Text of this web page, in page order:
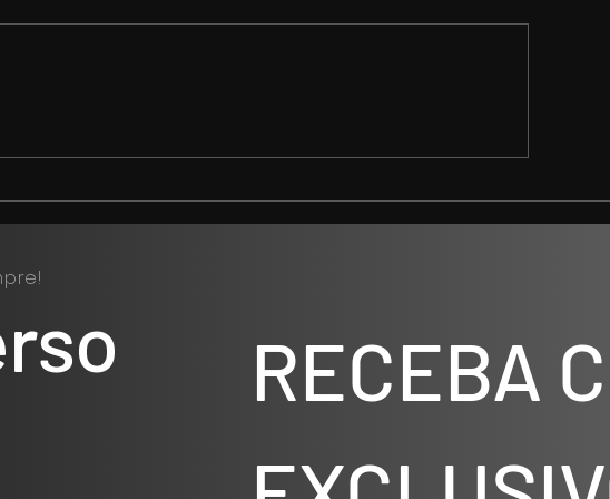
dos Anunnaki: uma jornada
O Guia de
RECEBA